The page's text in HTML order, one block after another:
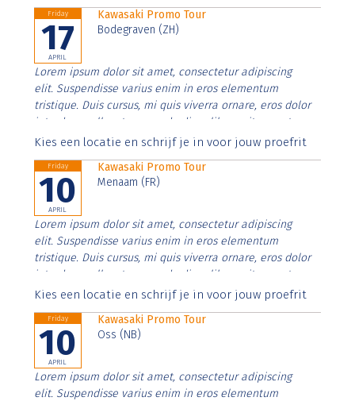
Friday
17
APRIL
Kawasaki Promo Tour
Bodegraven (ZH)
Lorem ipsum dolor sit amet, consectetur adipiscing
elit. Suspendisse varius enim in eros elementum
tristique. Duis cursus, mi quis viverra ornare, eros dolor
interdum nulla, ut commodo diam libero vitae erat.
Aenean faucibus nibh et justo cursus id rutrum lorem
Kies een locatie en schrijf je in voor jouw proefrit
Friday
10
APRIL
Kawasaki Promo Tour
Menaam (FR)
Lorem ipsum dolor sit amet, consectetur adipiscing
elit. Suspendisse varius enim in eros elementum
tristique. Duis cursus, mi quis viverra ornare, eros dolor
interdum nulla, ut commodo diam libero vitae erat.
Aenean faucibus nibh et justo cursus id rutrum lorem
Kies een locatie en schrijf je in voor jouw proefrit
Friday
10
APRIL
Kawasaki Promo Tour
Oss (NB)
Lorem ipsum dolor sit amet, consectetur adipiscing
elit. Suspendisse varius enim in eros elementum